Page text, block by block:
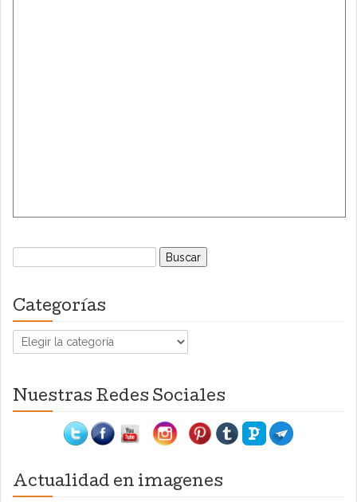
Buscar:
Categorías
Categorías
Nuestras Redes Sociales
Actualidad en imagenes